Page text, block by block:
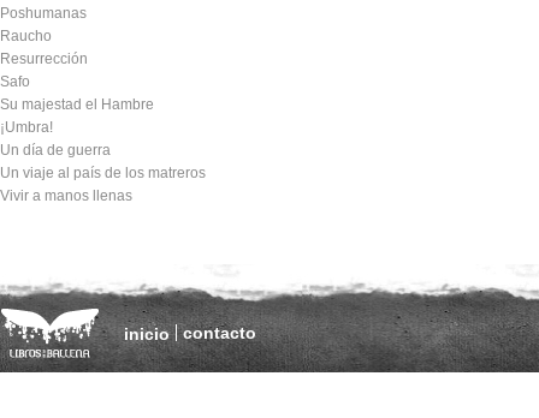
Poshumanas
Raucho
Resurrección
Safo
Su majestad el Hambre
¡Umbra!
Un día de guerra
Un viaje al país de los matreros
Vivir a manos llenas
inicio contacto